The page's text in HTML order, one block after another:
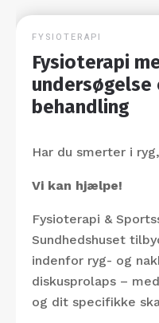
FYSIOTERAPI
Fysioterapi
behandling
Har du smerter i
Vi kan hjælpe!
Fysioterapi &
Sundhedshuset
indenfor ryg- og
diskusprolaps –
og dit specifikke